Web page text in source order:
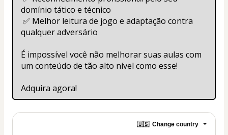
domínio tático e técnico
qualquer adversário
É impossível você não melhorar suas aulas com
um conteúdo de tão alto nível como esse!
Adquira agora!
🇺🇸 Change country